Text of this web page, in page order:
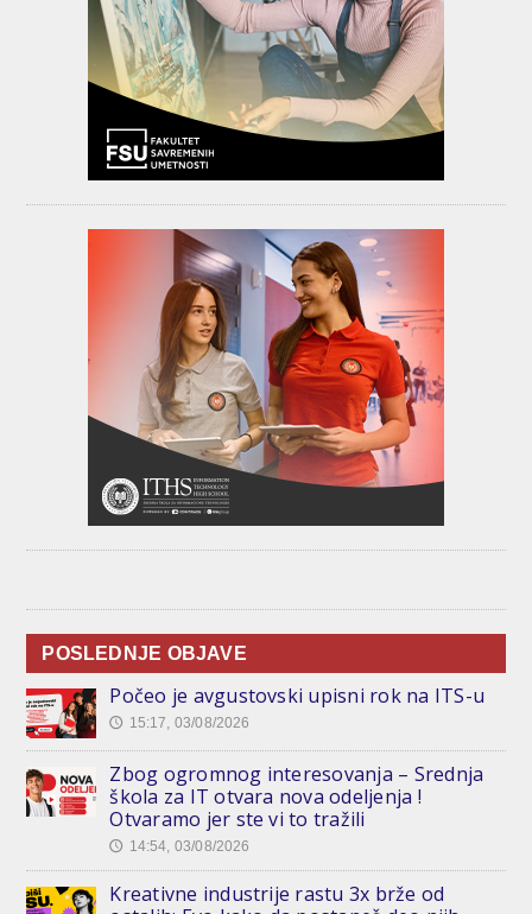
POSLEDNJE OBJAVE
Počeo je avgustovski upisni rok na ITS-u
🕔 15:17, 03/08/2026
Zbog ogromnog interesovanja – Srednja
škola za IT otvara nova odeljenja !
Otvaramo jer ste vi to tražili
🕔 14:54, 03/08/2026
Kreativne industrije rastu 3x brže od